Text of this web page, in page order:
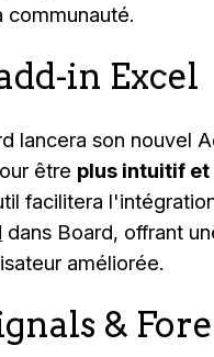
communauté.
in Excel
lancera son nouvel
être plus intuitif et
facilitera
dans Board, offrant
améliorée.
&